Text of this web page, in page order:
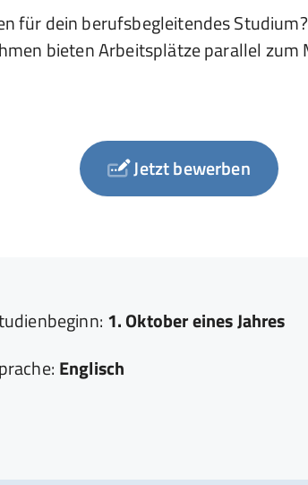
für dein berufsbegleitendes
bieten Arbeitsplätze parallel
Jetzt bewerben
1. Oktober eines Jahres
Englisch